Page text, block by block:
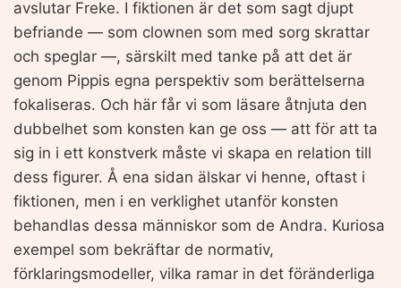
avslutar Freke. I fiktionen är det som sagt djupt
befriande — som clownen som med sorg skrattar
och speglar —, särskilt med tanke på att det är
genom Pippis egna perspektiv som berättelserna
fokaliseras. Och här får vi som läsare åtnjuta den
dubbelhet som konsten kan ge oss — att för att ta
sig in i ett konstverk måste vi skapa en relation till
dess figurer. Å ena sidan älskar vi henne, oftast i
fiktionen, men i en verklighet utanför konsten
behandlas dessa människor som de Andra. Kuriosa
exempel som bekräftar de normativ,
förklaringsmodeller, vilka ramar in det föränderliga